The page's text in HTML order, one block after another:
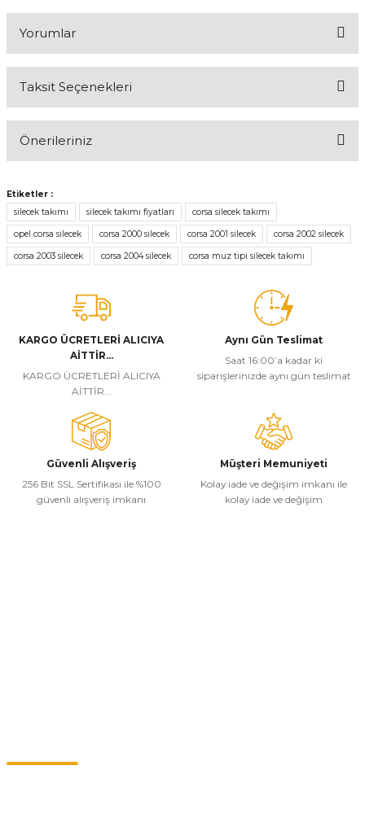
Yorumlar
Taksit Seçenekleri
Önerileriniz
konularda yetersiz gördüğünüz noktaları öneri formunu kullanarak
tarafımıza iletebilirsiniz.
Görüş ve önerileriniz için teşekkür ederiz.
Ürün resmi kalitesiz, bozuk veya görüntülenemiyor.
Ürün bilgilerinde hatalar bulunuyor.
Ürün fiyatı diğer sitelerden daha pahalı.
Bu ürüne benzer farklı alternatifler olmalı.
Etiketler :
silecek takımı
silecek takımı fiyatları corsa silecek takımı
opel corsa silecek corsa 2000 silecek corsa 2001 silecek corsa 2002 silecek
corsa 2003 silecek corsa 2004 silecek corsa muz tipi silecek takımı
KARGO ÜCRETLERİ ALICIYA
AİTTİR...
KARGO ÜCRETLERİ ALICIYA
AİTTİR...
Aynı Gün Teslimat
Saat 16:00’a kadar ki
siparişlerinizde aynı gün teslimat
Güvenli Alışveriş
256 Bit SSL Sertifikası ile %100
güvenli alışveriş imkanı
Müşteri Memuniyeti
Kolay iade ve değişim imkanı ile
kolay iade ve değişim